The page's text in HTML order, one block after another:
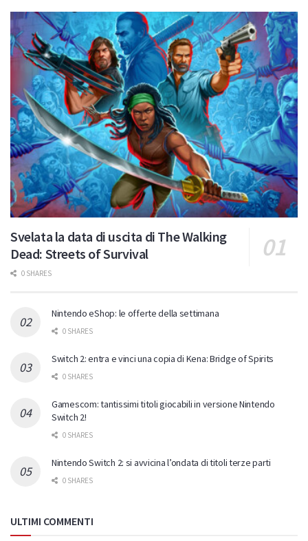
Svelata la data di uscita di The Walking
Dead: Streets of Survival
0 SHARES
Nintendo eShop: le offerte della settimana
0 SHARES
Switch 2: entra e vinci una copia di Kena: Bridge of Spirits
0 SHARES
Gamescom: tantissimi titoli giocabili in versione Nintendo
Switch 2!
0 SHARES
Nintendo Switch 2: si avvicina l’ondata di titoli terze parti
0 SHARES
ULTIMI COMMENTI